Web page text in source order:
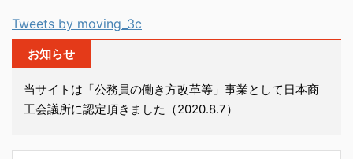
Tweets by moving_3c
お知らせ
当サイトは「公務員の働き方改革等」事業として日本商
工会議所に認定頂きました（2020.8.7）